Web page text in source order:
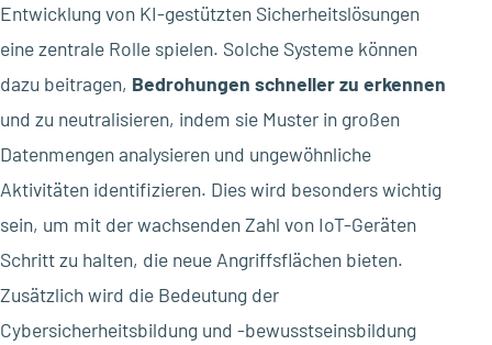
Entwicklung von KI-gestützten Sicherheitslösungen
eine zentrale Rolle spielen. Solche Systeme können
dazu beitragen, Bedrohungen schneller zu erkennen
und zu neutralisieren, indem sie Muster in großen
Datenmengen analysieren und ungewöhnliche
Aktivitäten identifizieren. Dies wird besonders wichtig
sein, um mit der wachsenden Zahl von IoT-Geräten
Schritt zu halten, die neue Angriffsflächen bieten.
Zusätzlich wird die Bedeutung der
Cybersicherheitsbildung und -bewusstseinsbildung